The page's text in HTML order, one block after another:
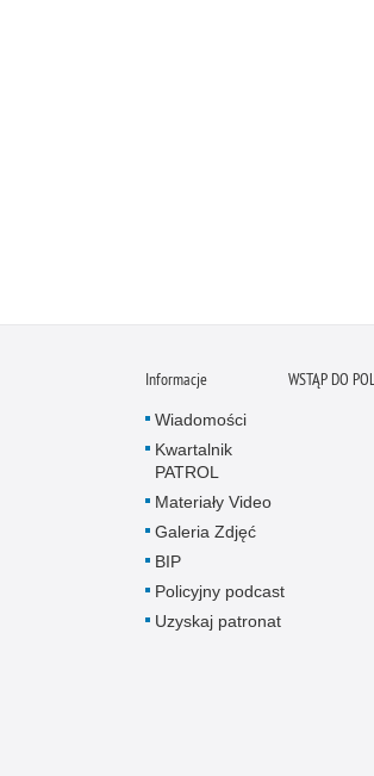
Informacje
Wiadomości
Kwartalnik
PATROL
Materiały Video
Galeria Zdjęć
BIP
Policyjny podcast
Uzyskaj patronat
WSTĄP DO